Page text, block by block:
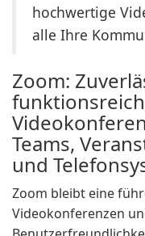
hochwertige
alle Ihre
Zoom:
Teams,
und
Zoom bleibt eine
Videokonferenzen